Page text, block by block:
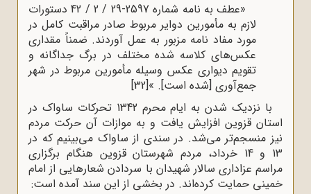
«عطف به نامه شماره 2597-29 / 2 / 42 دستورات
لازم به مأمورین دوایر مربوط صادر مراقبت کامل در
مورد مفاد نامه مزبور به عمل آوردند. ضمناً مقداری
عکس‌های کلاسه شده مختلف در برگ جداگانه و
تقویم دیواری عکس وسیله مأمورین مربوط در شهر
جمع‌آوری [شده است]. »[32]
با نزدیک شدن به ایام محرم 1342 تحرکات ساواک در
استان قزوین افزایش یافت و به موازات آن حرکت مردم
نیز منسجم‌تر می‌شد. در سندی از ساواک می‌بینیم که در
13 و 14 خرداد، مردم شهرستان قزوین هنگام برگزاری
مراسم عزاداری سالار شهیدان با سردادن شعارهایی از امام
خمینی حمایت کرده‌اند. در بخشی از این سند آمده است: